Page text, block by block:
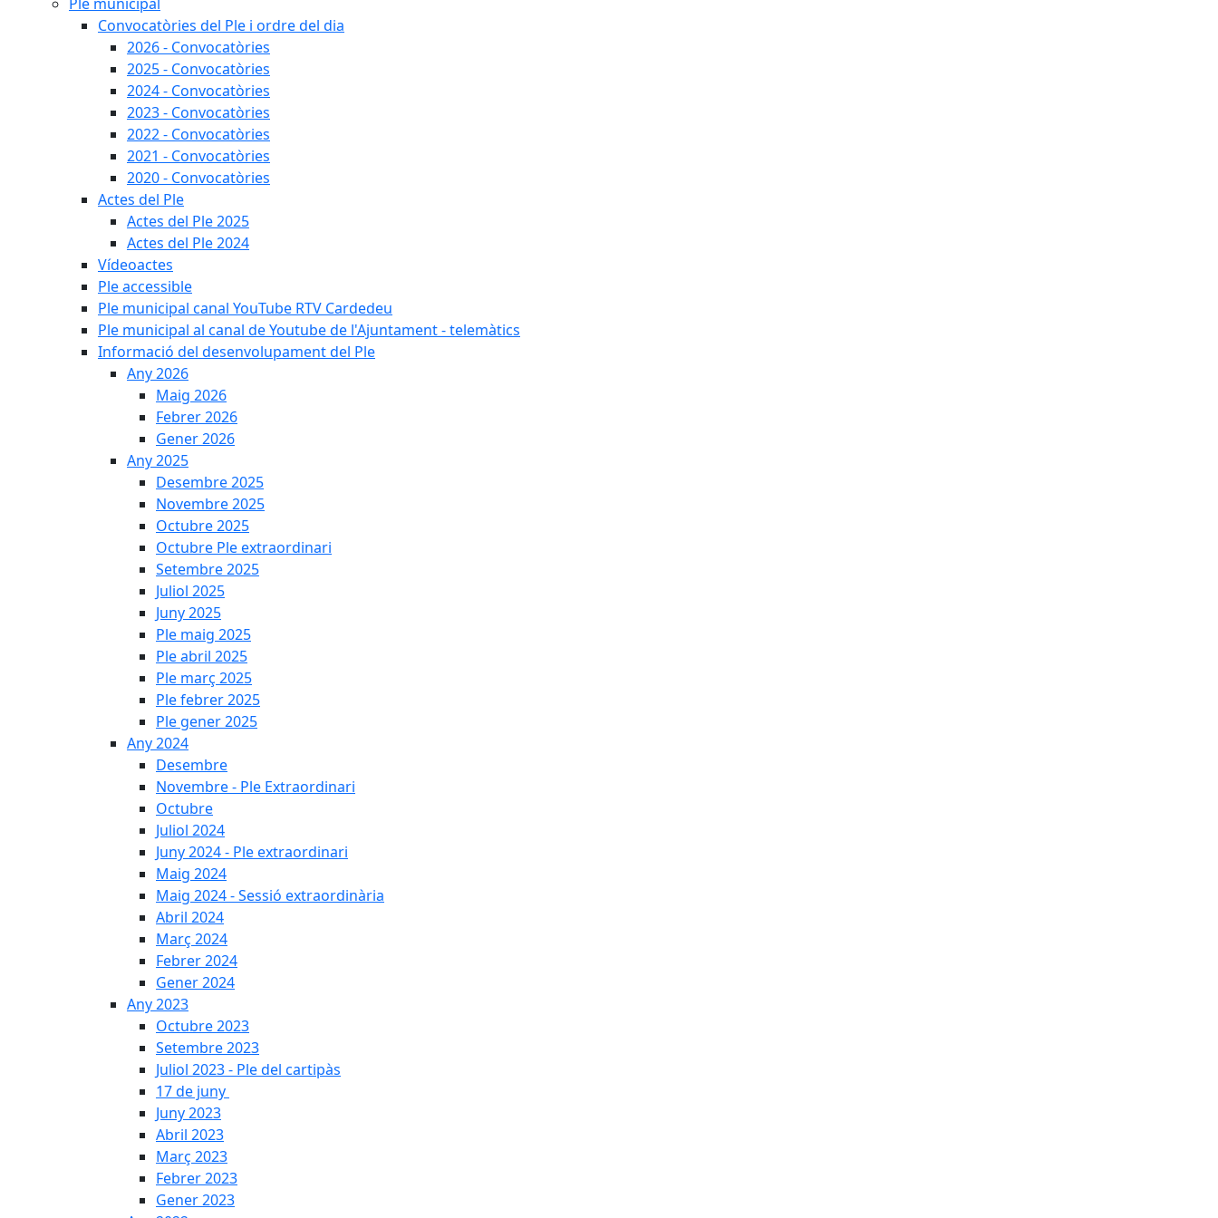
Convocatòries del Ple i ordre del dia
2026 - Convocatòries
2025 - Convocatòries
2024 - Convocatòries
2023 - Convocatòries
2022 - Convocatòries
2021 - Convocatòries
2020 - Convocatòries
Actes del Ple
Actes del Ple 2025
Actes del Ple 2024
Vídeoactes
Ple accessible
Ple municipal canal YouTube RTV Cardedeu
Ple municipal al canal de Youtube de l'Ajuntament - telemàtics
Informació del desenvolupament del Ple
Any 2026
Maig 2026
Febrer 2026
Gener 2026
Any 2025
Desembre 2025
Novembre 2025
Octubre 2025
Octubre Ple extraordinari
Setembre 2025
Juliol 2025
Juny 2025
Ple maig 2025
Ple abril 2025
Ple març 2025
Ple febrer 2025
Ple gener 2025
Any 2024
Desembre
Novembre - Ple Extraordinari
Octubre
Juliol 2024
Juny 2024 - Ple extraordinari
Maig 2024
Maig 2024 - Sessió extraordinària
Abril 2024
Març 2024
Febrer 2024
Gener 2024
Any 2023
Octubre 2023
Setembre 2023
Juliol 2023 - Ple del cartipàs
17 de juny
Juny 2023
Abril 2023
Març 2023
Febrer 2023
Gener 2023